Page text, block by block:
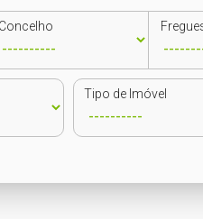
Concelho
Tipo de Imóvel